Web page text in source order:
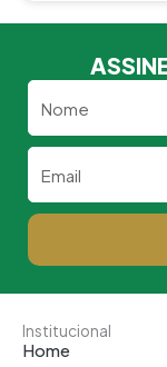
Institucional
Home